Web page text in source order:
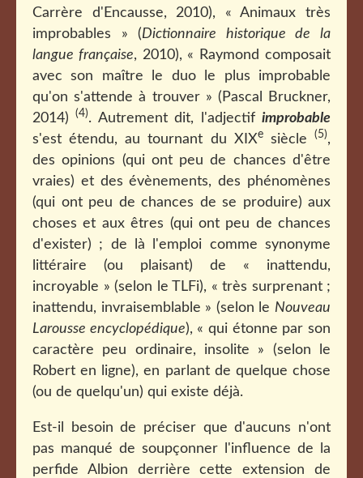
Carrère d'Encausse, 2010), « Animaux très
improbables » (Dictionnaire historique de la
langue française, 2010), « Raymond composait
avec son maître le duo le plus improbable
qu'on s'attende à trouver » (Pascal Bruckner,
2014)(4). Autrement dit, l'adjectifimprobable
s'est étendu, au tournant du XIXesiècle(5),
des opinions (qui ont peu de chances d'être
vraies) et des évènements, des phénomènes
(qui ont peu de chances de se produire) aux
choses et aux êtres (qui ont peu de chances
d'exister) ; de là l'emploi comme synonyme
littéraire (ou plaisant) de « inattendu,
incroyable » (selon le TLFi), « très surprenant ;
inattendu, invraisemblable » (selon le Nouveau
Larousse encyclopédique), « qui étonne par son
caractère peu ordinaire, insolite » (selon le
Robert en ligne), en parlant de quelque chose
(ou de quelqu'un) qui existe déjà.
Est-il besoin de préciser que d'aucuns n'ont
pas manqué de soupçonner l'influence de la
perfide Albion derrière cette extension de